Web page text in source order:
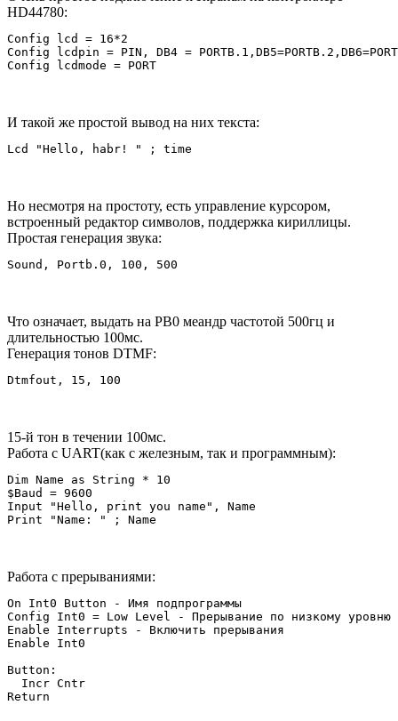
HD44780:
Config lcd = 16*2
Config lcdpin = PIN, DB4 =
И такой же простой вывод на них текста:
Lcd "Hello, habr! " ; time
Но несмотря на простоту, есть управление курсором,
встроенный редактор символов, поддержка кириллицы.
Простая генерация звука:
Sound, Portb.0, 100, 500
Что означает, выдать на PB0 меандр частотой 500гц и
длительностью 100мс.
Генерация тонов DTMF:
Dtmfout, 15, 100
15-й тон в течении 100мс.
Работа с UART(как с железным, так и программным):
Dim Name as String * 10
$Baud = 9600
Input "Hello, print you name", Name
Работа с прерываниями:
On Int0 Button - Имя подпрограммы
Config Int0 = Low Level - Прерывание по низкому уровню
Enable Interrupts - Включить прерывания
Enable Int0
Button:
  Incr Cntr
Return